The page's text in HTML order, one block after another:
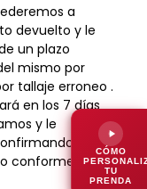
a
devuelto y le
un plazo
mismo por
tallaje erroneo .
en los 7 días
y le
que
conforme.
CÓMO
TU
PRENDA